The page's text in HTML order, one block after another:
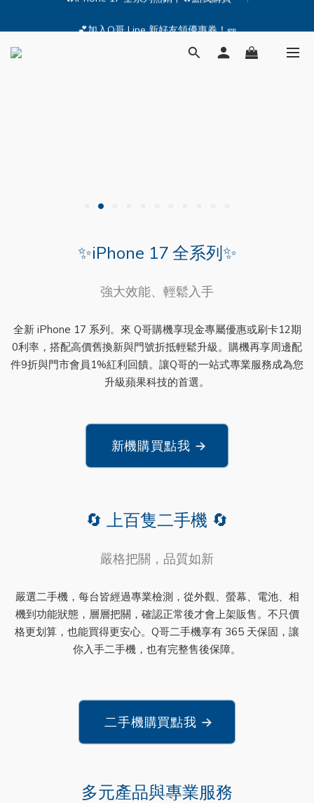
🔥iPhone 17 全系列熱銷中🔥點我購買 — !
✨iPhone 17 全系列✨
強大效能、輕鬆入手
全新 iPhone 17 系列。來 Q哥購機享現金專屬優惠或刷卡12期
0利率，搭配高價舊換新與門號折抵輕鬆升級。購機再享周邊配
件9折與門市會員1%紅利回饋。讓Q哥的一站式專業服務成為您
升級蘋果科技的首選。
新機購買點我 →
🔄 上百隻二手機 🔄
嚴格把關，品質如新
嚴選二手機，每台皆經過專業檢測，從外觀、螢幕、電池、相
機到功能狀態，層層把關，確認正常後才會上架販售。不只價
格更划算，也能買得更安心。Q哥二手機享有 365 天保固，讓
你入手二手機，也有完整售後保障。
二手機購買點我 →
多元產品與專業服務